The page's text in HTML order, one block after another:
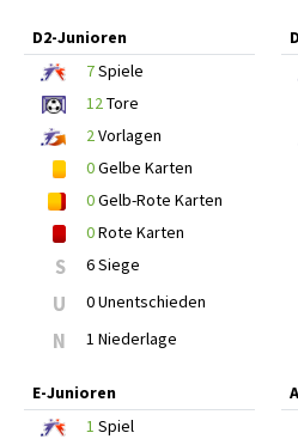
D2-Junioren
7Spiele
12 Tore
2 Vorlagen
0Gelbe Karten
0Gelb-Rote Karten
0Rote Karten
S 6 Siege
U 0 Unentschieden
N 1 Niederlage
E-Junioren
1 Spiel